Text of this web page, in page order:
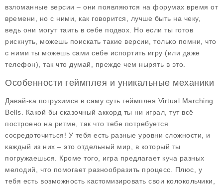
взломанные версии – они появляются на форумах время от
времени, но с ними, как говорится, лучше быть на чеку,
ведь они могут таить в себе подвох. Но если ты готов
рискнуть, можешь поискать такие версии, только помни, что
с ними ты можешь сами себе испортить игру (или даже
телефон), так что думай, прежде чем нырять в это.
Особенности геймплея и уникальные механики
Давай-ка погрузимся в саму суть геймплея Virtual Marching
Bells . Какой бы сказочный аккорд ты ни играл, тут всё
построено на ритме, так что тебе потребуется
сосредоточиться! У тебя есть разные уровни сложности, и
каждый из них – это отдельный мир, в который ты
погружаешься. Кроме того, игра предлагает куча разных
мелодий, что помогает разнообразить процесс. Плюс, у
тебя есть возможность кастомизировать свои колокольчики,